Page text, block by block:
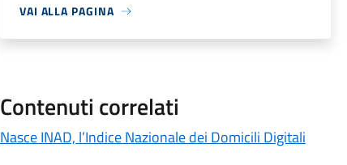
VAI ALLA PAGINA
Contenuti correlati
Nasce INAD, l’Indice Nazionale dei Domicili Digitali